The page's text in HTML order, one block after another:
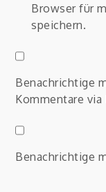
Browser für
speichern.
Benachrichtige
Kommentare via
Benachrichtige